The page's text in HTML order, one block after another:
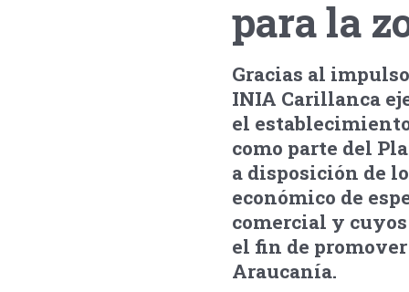
para la
Gracias al
INIA Carillanca
el
como parte del
a disposición de
económico de
comercial y
el fin de
Araucanía.